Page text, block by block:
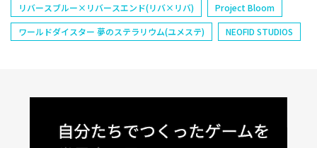
リバースブルー×リバースエンド(リバ×リバ)
Project Bloom
ワールドダイスター 夢のステラリウム(ユメステ)
NEOFID STUDIOS